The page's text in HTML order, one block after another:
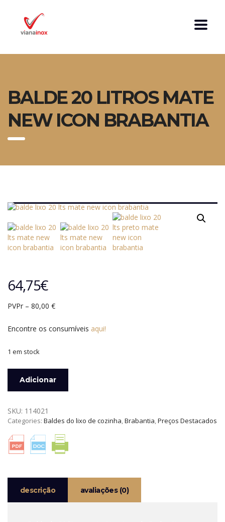
BALDE 20 LITROS MATE
NEW ICON BRABANTIA
64,75€
PVPr – 80,00 €
Encontre os consumíveis aqui!
1 em stock
BALDE
LITROS
MATE
NEW
ICON
BRABANTIA
Adicionar
SKU: 114021
Categories: Baldes do lixo de cozinha,Brabantia,Preços Destacados
descrição avaliações (0)